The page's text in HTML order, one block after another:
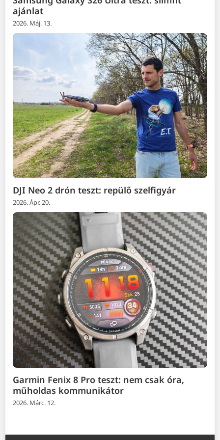
ajánlat
2026. Máj. 13.
DJI Neo 2 drón teszt: repülő szelfigyár
2026. Ápr. 20.
Garmin Fenix 8 Pro teszt: nem csak óra,
műholdas kommunikátor
2026. Márc. 12.